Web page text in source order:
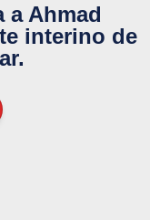
a Ahmad
interino de